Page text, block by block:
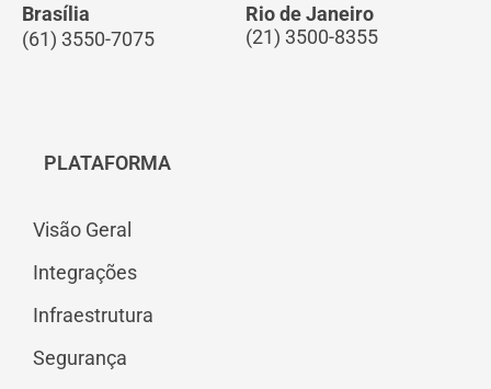
Brasília
(61) 3550-7075
Rio de Janeiro
(21) 3500-8355
PLATAFORMA
Visão Geral
Integrações
Infraestrutura
Segurança